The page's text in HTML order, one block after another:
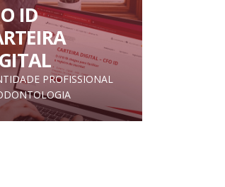
ID
PROFISSIONAL